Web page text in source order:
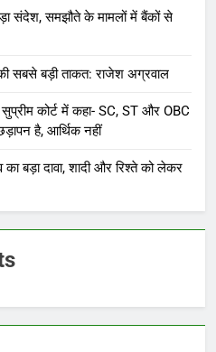
संदेश, समझौते के मामलों में बैंकों से
सबसे बड़ी ताकत: राजेश अग्रवाल
कोर्ट में कहा- SC, ST और OBC
है, आर्थिक नहीं
का बड़ा दावा, शादी और रिश्ते को लेकर